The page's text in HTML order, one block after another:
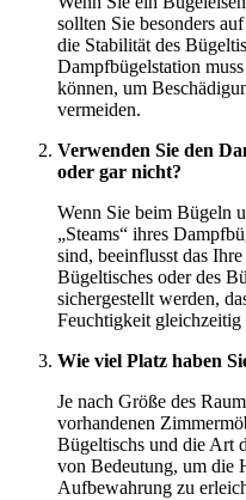
sollten Sie besonders
die Stabilität des
Dampfbügelstation
können, um
vermeiden.
Verwenden Sie den
oder gar nicht?
Wenn Sie beim Bügeln
„Steams“ ihres
sind, beeinflusst das
Bügeltisches oder des
sichergestellt werden,
Feuchtigkeit
Wie viel Platz haben
Je nach Größe des
vorhandenen
Bügeltischs und die Art
von Bedeutung, um die
Aufbewahrung zu